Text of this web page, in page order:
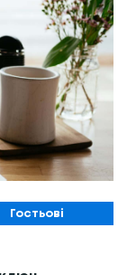
Гостьові